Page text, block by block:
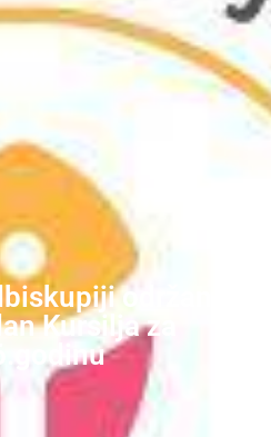
održan
Kursilja za